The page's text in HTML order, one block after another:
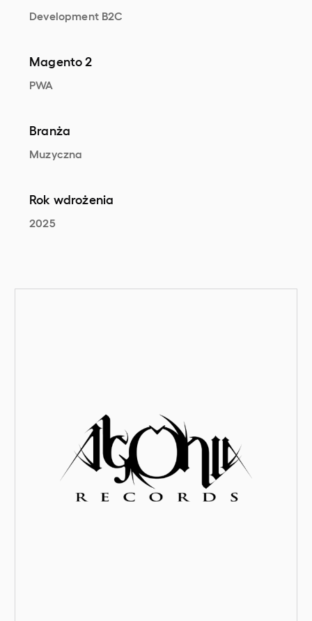
Development B2C
Magento 2
PWA
Branża
Muzyczna
Rok wdrożenia
2025